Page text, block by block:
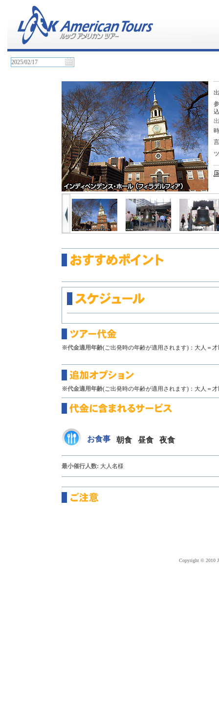
※代金適用年齢(ご出発時の年齢が適用されます)：大人＝
※代金適用年齢(ご出発時の年齢が適用されます)：大人＝
お食事 朝食 昼食 夜食
最小催行人数: 大人名様
Copyright © 2010